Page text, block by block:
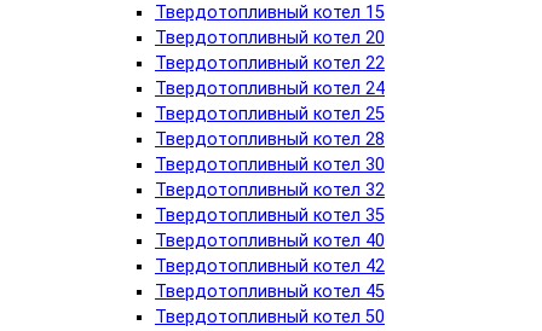
Твердотопливный котел 15
Твердотопливный котел 20
Твердотопливный котел 22
Твердотопливный котел 24
Твердотопливный котел 25
Твердотопливный котел 28
Твердотопливный котел 30
Твердотопливный котел 32
Твердотопливный котел 35
Твердотопливный котел 40
Твердотопливный котел 42
Твердотопливный котел 45
Твердотопливный котел 50